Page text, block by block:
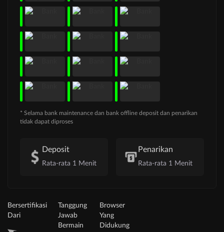
* Selama bank maintenance dan bank offline deposit dan penarikan
tidak dapat diproses
Deposit
Rata-rata 1 Menit
Penarikan
Rata-rata 1 Menit
Bersertifikasi
Dari
Tanggung
Jawab
Bermain
Browser
Yang
Didukung